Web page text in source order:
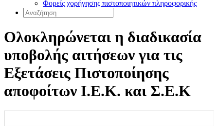
Φορείς χορήγησης πιστοποιητικών πληροφορικής
Ολοκληρώνεται η διαδικασία
υποβολής αιτήσεων για τις
Εξετάσεις Πιστοποίησης
αποφοίτων Ι.Ε.Κ. και Σ.Ε.Κ